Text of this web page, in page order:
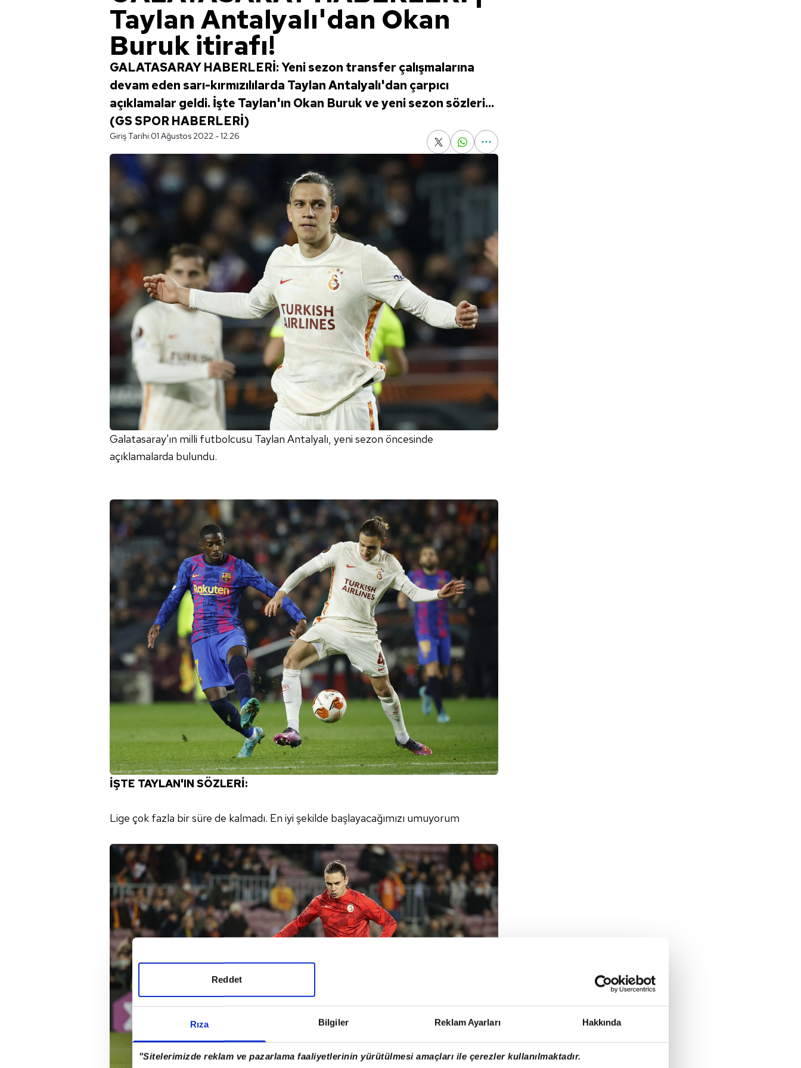
Rıza Bilgiler Reklam Ayarları Hakkında
"Sitelerimizde reklam ve pazarlama faaliyetlerinin yürütülmesi amaçları ile çerezler kullanılmaktadır.
Reddet
Taylan Antalyalı'dan Okan
Buruk itirafı!
GALATASARAY HABERLERİ: Yeni sezon transfer çalışmalarına
devam eden sarı-kırmızılılarda Taylan Antalyalı'dan çarpıcı
açıklamalar geldi. İşte Taylan'ın Okan Buruk ve yeni sezon sözleri...
(GS SPOR HABERLERİ)
Giriş Tarihi:01 Ağustos 2022 - 12:26
Galatasaray'ın milli futbolcusu Taylan Antalyalı, yeni sezon öncesinde
açıklamalarda bulundu.
İŞTE TAYLAN'IN SÖZLERİ:
Lige çok fazla bir süre de kalmadı. En iyi şekilde başlayacağımızı umuyorum